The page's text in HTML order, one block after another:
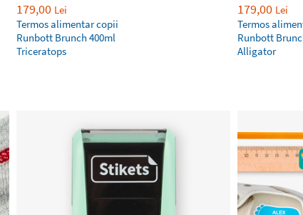
179,00 Lei
Termos alimentar copii
Runbott Brunch 400ml
Triceratops
179,00 Lei
Termos
Runbott
Alligator